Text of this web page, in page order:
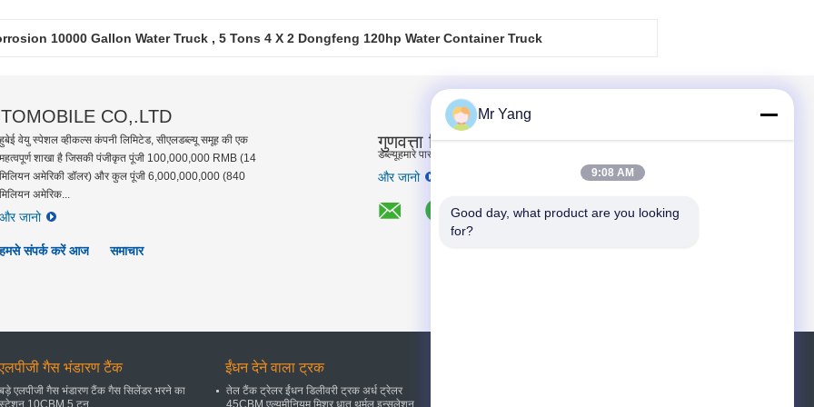
10000 Gallon Water Truck , 5 Tons 4 X 2 Dongfeng 120hp Water Container Truck
Row Aerial Lift Truck 130hp 16 Meters Hydraulic Platform Truck
CO,.LTD
हुबेई वेयु स्पेशल व्हीकल्स कंपनी लिमिटेड, सीएलडब्ल्यू समूह की एक
महत्वपूर्ण शाखा है जिसकी पंजीकृत पूंजी 100,000,000 RMB (14
मिलियन अमेरिकी डॉलर) और कुल पूंजी 6,000,000,000 (840
मिलियन अमेरिक...
और जानो
हमसे संपर्क करें आज समाचार
गुणवत्ता नियंत्रण
डब्ल्यूहमारे पास विशेष QC विभाग है, जो प्रत्येक ट्...
और जानो
गैस भंडारण टैंक
बड़े एलपीजी गैस भंडारण टैंक गैस सिलेंडर भरने का
स्टेशन 10CBM 5 टन
ईंधन देने वाला ट्रक
तेल टैंक ट्रेलर ईंधन डिलीवरी ट्रक अर्ध ट्रेलर
45CBM एल्यूमीनियम मिश्र धातु थर्मल इन्सुलेशन
Mr Yang
9:08 AM
Good day, what product are you looking
for?